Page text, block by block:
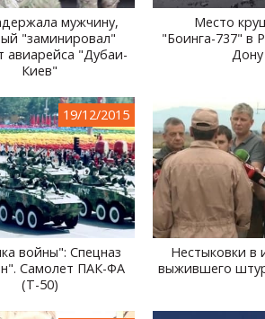
мужчину,
"заминировал"
авиарейса "Дубаи-
Киев"
Место
"Боинга-737" в
Дону
19/12/2015
войны": Спецназ
Самолет ПАК-ФА
(Т-50)
Нестыковки в
выжившего